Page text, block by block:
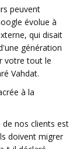
peuvent
évolue à
qui disait
génération
votre tout le
Vahdat.
à la
nos clients est
doivent migrer